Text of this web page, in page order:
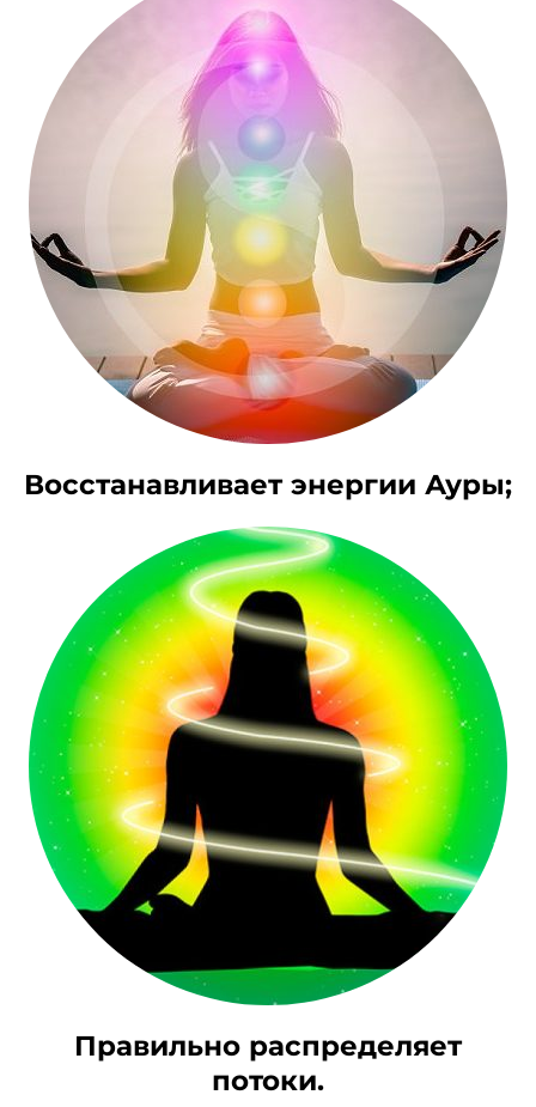
Восстанавливает энергии Ауры;
Правильно распределяет
потоки.